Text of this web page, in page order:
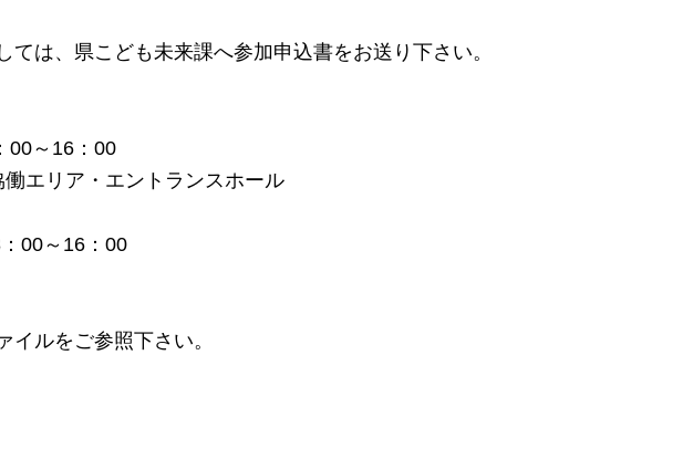
は、県こども未来課へ参加申込書をお送り下さい。
00～16：00
エリア・エントランスホール
：00～16：00
ルをご参照下さい。